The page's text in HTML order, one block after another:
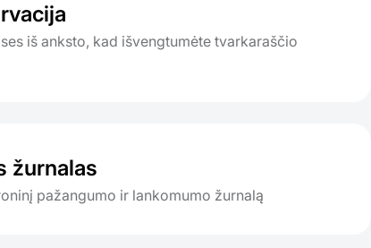
iš anksto, kad išvengtumėte tvarkaraščio
žurnalas
pažangumo ir lankomumo žurnalą